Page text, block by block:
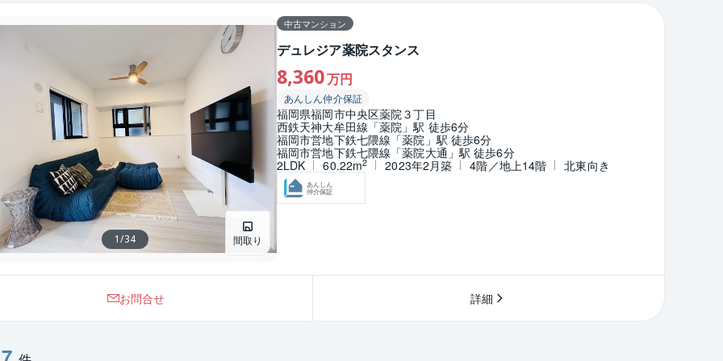
間取り
1/34
中古マンション
デュレジア薬院スタンス
8,360万円
あんしん仲介保証
福岡県福岡市中央区薬院３丁目
西鉄天神大牟田線「薬院」駅 徒歩6分
福岡市営地下鉄七隈線「薬院」駅 徒歩6分
福岡市営地下鉄七隈線「薬院大通」駅 徒歩6分
2LDK
60.22m2 2023年2月築 4階／地上14階 北東向き
あんしん
仲介保証
お問合せ 詳細